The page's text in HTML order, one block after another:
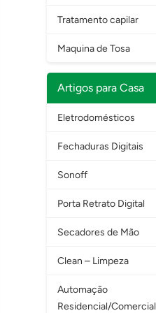
Tratamento capilar
Maquina de Tosa
Artigos para Casa
Eletrodomésticos
Fechaduras Digitais
Sonoff
Porta Retrato Digital
Secadores de Mão
Clean – Limpeza
Automação
Residencial/Comercial